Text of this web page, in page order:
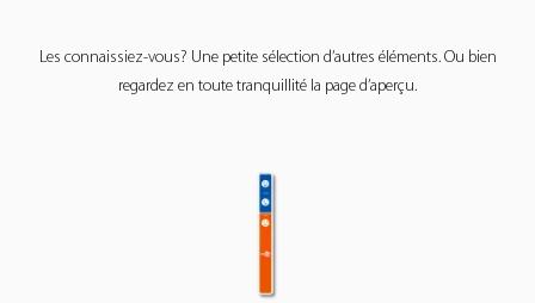
Les connaissiez-vous? Une petite sélection d’autres éléments. Ou bien
regardez en toute tranquillité la page d’aperçu.